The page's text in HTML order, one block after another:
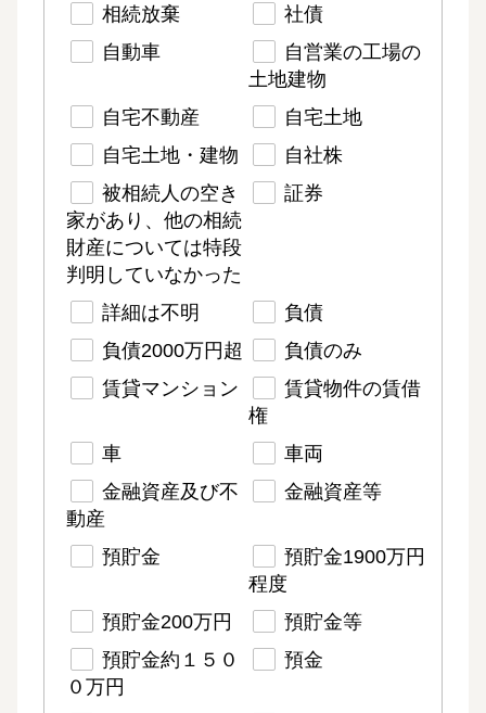
相続放棄
社債
自動車
自営業の工場の
土地建物
自宅不動産
自宅土地
自宅土地・建物
自社株
被相続人の空き
家があり、他の相続
財産については特段
判明していなかった
証券
詳細は不明
負債
負債2000万円超
負債のみ
賃貸マンション
賃貸物件の賃借
権
車
車両
金融資産及び不
動産
金融資産等
預貯金
預貯金1900万円
程度
預貯金200万円
預貯金等
預貯金約１５０
０万円
預金